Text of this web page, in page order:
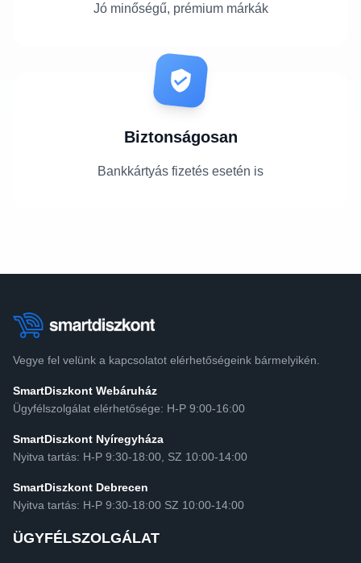
Jó minőségű, prémium márkák
Biztonságosan
Bankkártyás fizetés esetén is
Vegye fel velünk a kapcsolatot elérhetőségeink bármelyikén.
SmartDiszkont Webáruház
Ügyfélszolgálat elérhetősége: H-P 9:00-16:00
SmartDiszkont Nyíregyháza
Nyitva tartás: H-P 9:30-18:00, SZ 10:00-14:00
SmartDiszkont Debrecen
Nyitva tartás: H-P 9:30-18:00 SZ 10:00-14:00
ÜGYFÉLSZOLGÁLAT